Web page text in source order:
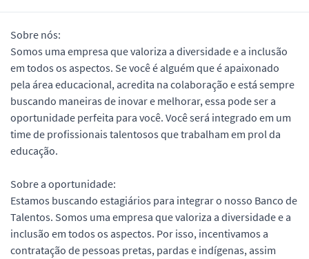
Sobre nós:
Somos uma empresa que valoriza a diversidade e a inclusão
em todos os aspectos. Se você é alguém que é apaixonado
pela área educacional, acredita na colaboração e está sempre
buscando maneiras de inovar e melhorar, essa pode ser a
oportunidade perfeita para você. Você será integrado em um
time de profissionais talentosos que trabalham em prol da
educação.
Sobre a oportunidade:
Estamos buscando estagiários para integrar o nosso Banco de
Talentos. Somos uma empresa que valoriza a diversidade e a
inclusão em todos os aspectos. Por isso, incentivamos a
contratação de pessoas pretas, pardas e indígenas, assim